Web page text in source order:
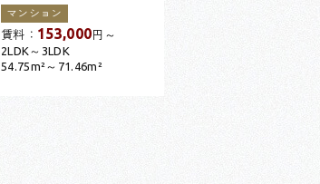
マンション
賃料： 153,000円～
2LDK～3LDK
54.75m²～71.46m²